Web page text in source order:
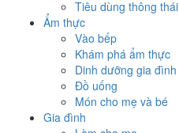
Tiêu dùng thông thái
Ẩm thực
Vào bếp
Khám phá ẩm thực
Dinh dưỡng gia đình
Đồ uống
Món cho mẹ và bé
Gia đình